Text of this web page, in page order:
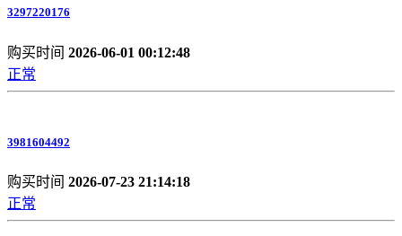
3297220176
购买时间 2026-06-01 00:12:48
正常
3981604492
购买时间 2026-07-23 21:14:18
正常